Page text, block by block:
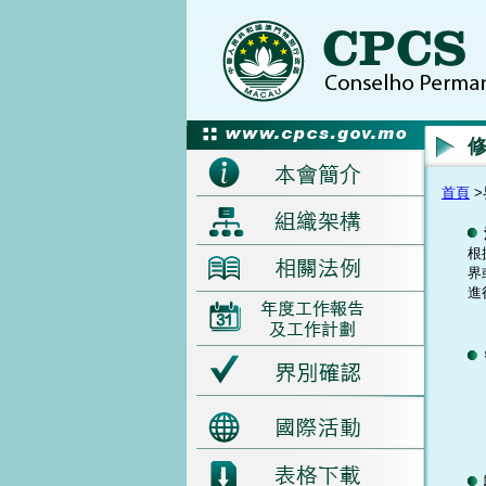
首頁 >
根
界
進